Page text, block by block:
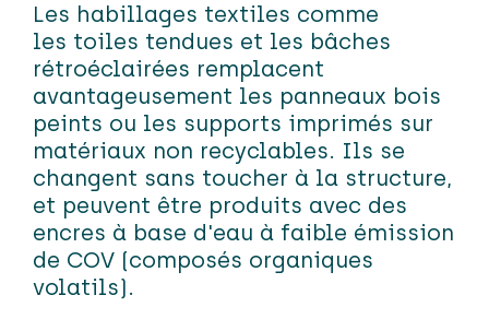
Les habillages textiles comme
les toiles tendues et les bâches
rétroéclairées remplacent
avantageusement les panneaux bois
peints ou les supports imprimés sur
matériaux non recyclables. Ils se
changent sans toucher à la structure,
et peuvent être produits avec des
encres à base d'eau à faible émission
de COV (composés organiques
volatils).